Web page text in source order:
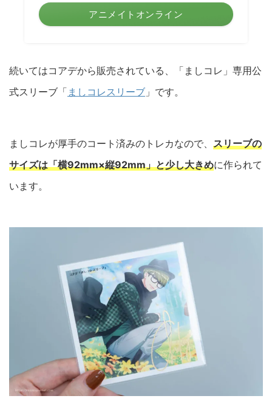
アニメイトオンライン
続いてはコアデから販売されている、「ましコレ」専用公
式スリーブ「 ましコレスリーブ 」です。
ましコレが厚手のコート済みのトレカなので、 スリーブの
サイズは「横92mm×縦92mm」と少し大きめに作られて
います。